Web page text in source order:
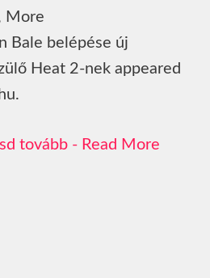
More
Bale belépése új
Heat 2-nek appeared
Read More